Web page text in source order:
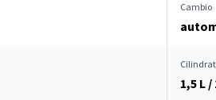
Cambio
1,5 L /